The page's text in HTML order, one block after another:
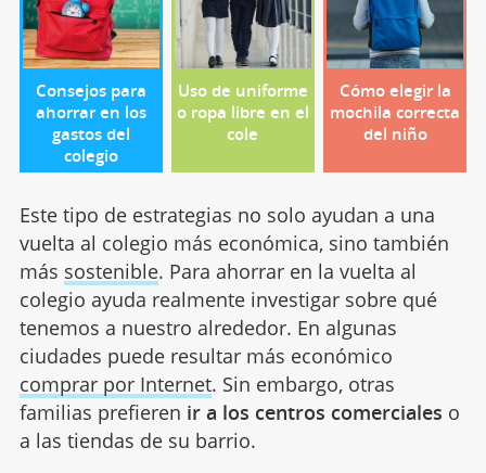
Consejos para
ahorrar en los
gastos del
colegio
Uso de uniforme
o ropa libre en el
cole
Cómo elegir la
mochila correcta
del niño
Este tipo de estrategias no solo ayudan a una
vuelta al colegio más económica, sino también
más sostenible. Para ahorrar en la vuelta al
colegio ayuda realmente investigar sobre qué
tenemos a nuestro alrededor. En algunas
ciudades puede resultar más económico
comprar por Internet. Sin embargo, otras
familias prefieren ir a los centros comerciales o
a las tiendas de su barrio.